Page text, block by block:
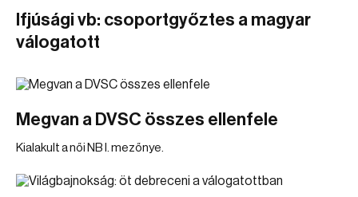
Ifjúsági vb: csoportgyőztes a magyar
válogatott
Megvan a DVSC összes ellenfele
Kialakult a női NB I. mezőnye.